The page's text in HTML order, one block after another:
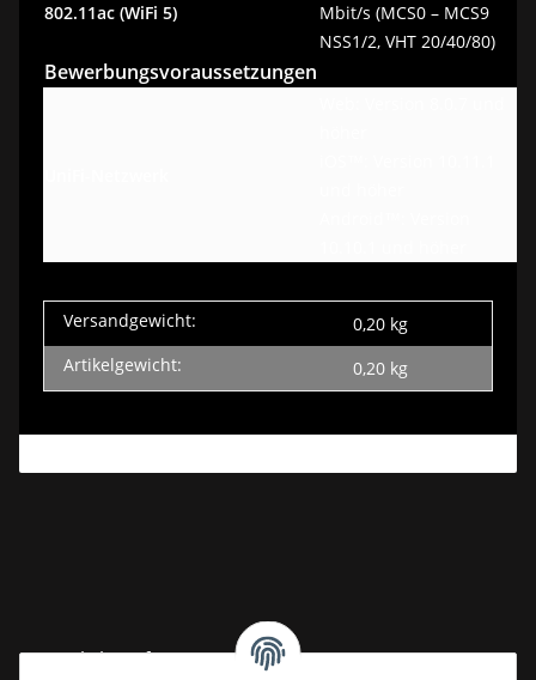
802.11ac (WiFi 5)
Mbit/s (MCS0 – MCS9
NSS1/2, VHT 20/40/80)
Bewerbungsvoraussetzungen
Versandgewicht:
0,20 kg
Artikelgewicht:
0,20 kg
Gesetzliche Informationen